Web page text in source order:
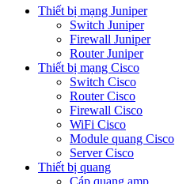
Thiết bị mạng Juniper
Switch Juniper
Firewall Juniper
Router Juniper
Thiết bị mạng Cisco
Switch Cisco
Router Cisco
Firewall Cisco
WiFi Cisco
Module quang Cisco
Server Cisco
Thiết bị quang
Cáp quang amp